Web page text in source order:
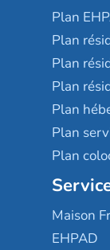
Plan
Plan
Plan
Plan
Plan
Plan
Plan
Maison
EHPAD